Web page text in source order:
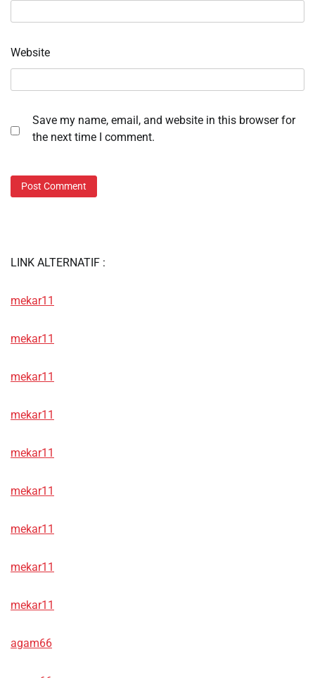
Website
Save my name, email, and website in this browser for
the next time I comment.
LINK ALTERNATIF :
mekar11
mekar11
mekar11
mekar11
mekar11
mekar11
mekar11
mekar11
mekar11
agam66